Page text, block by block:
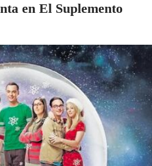
en El Suplemento